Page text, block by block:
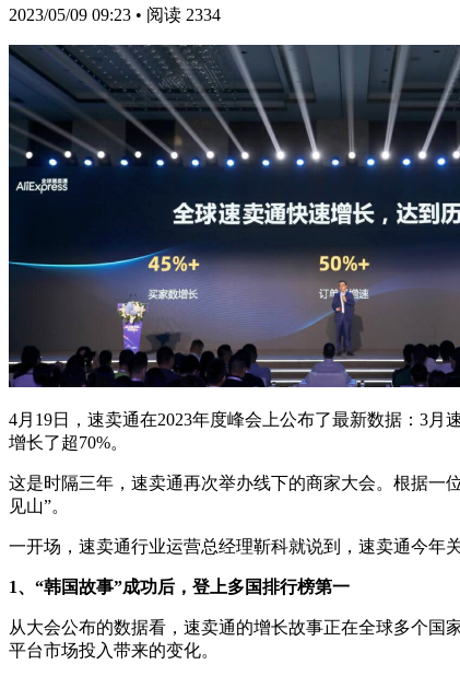
2023/05/09 09:23 • 阅读 2334
4月19日，速卖通在2023年度峰会上公布了最新数据：3
增长了超70%。
这是时隔三年，速卖通再次举办线下的商家大会。根据一
见山”。
一开场，速卖通行业运营总经理靳科就说到，速卖通今年关
1、“韩国故事”成功后，登上多国排行榜第一
从大会公布的数据看，速卖通的增长故事正在全球多个国
平台市场投入带来的变化。